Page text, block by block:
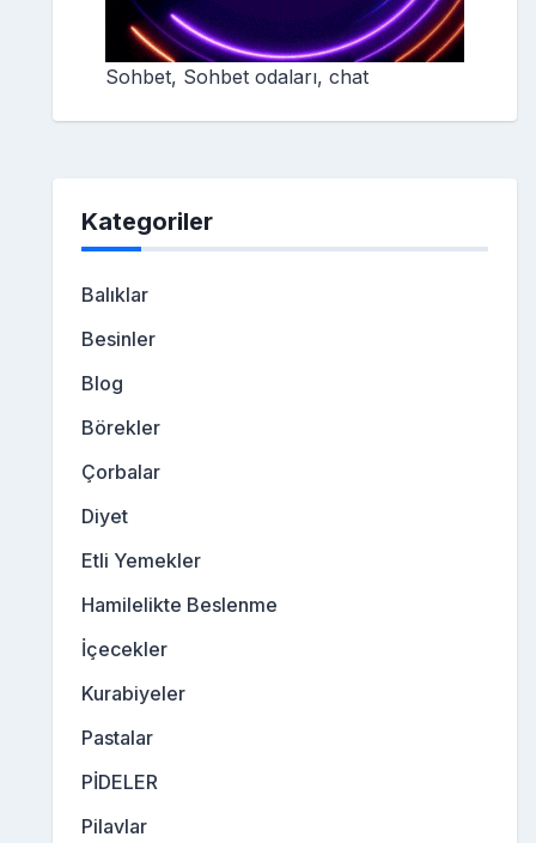
Sohbet, Sohbet odaları, chat
Kategoriler
Balıklar
Besinler
Blog
Börekler
Çorbalar
Diyet
Etli Yemekler
Hamilelikte Beslenme
İçecekler
Kurabiyeler
Pastalar
PİDELER
Pilavlar